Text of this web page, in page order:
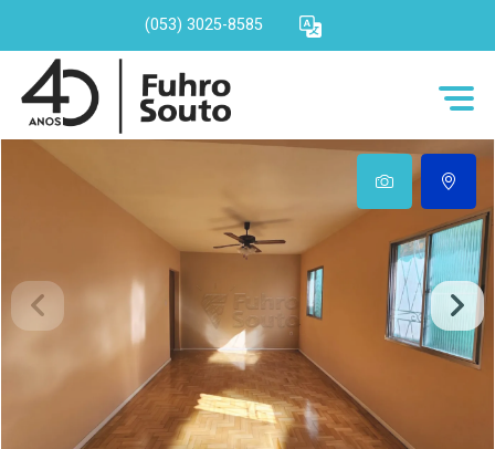
(053) 3025-8585